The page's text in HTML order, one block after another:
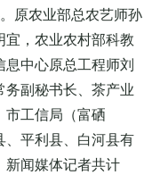
原农业部总农艺师孙
，农业农村部科教
中心原总工程师刘
副秘书长、茶产业
市工信局（富硒
、平利县、白河县有
新闻媒体记者共计